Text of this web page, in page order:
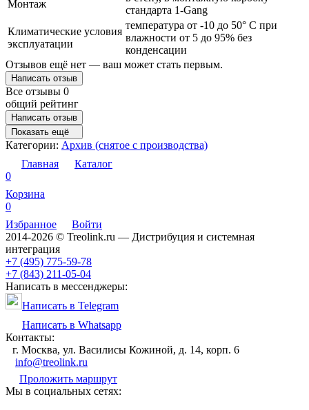
Монтаж
стандарта 1-Gang
Климатические условия
эксплуатации
температура от -10 до 50° C при
влажности от 5 до 95% без
конденсации
Отзывов ещё нет — ваш может стать первым.
Написать отзыв
Все отзывы 0
общий рейтинг
Написать отзыв
Показать ещё
Категории: Архив (снятое с производства)
Главная
Каталог
0
Корзина
0
Избранное
Войти
2014-2026 © Treolink.ru — Дистрибуция и системная
интеграция
+7 (495) 775-59-78
+7 (843) 211-05-04
Написать в мессенджеры:
Написать в Telegram
Написать в Whatsapp
Контакты:
г. Москва, ул. Василисы Кожиной, д. 14, корп. 6
info@treolink.ru
Проложить маршрут
Мы в социальных сетях: